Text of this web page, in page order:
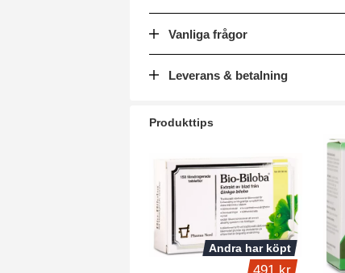
Vanliga frågor
Leverans & betalning
Produkttips
Andra har köpt
491 kr